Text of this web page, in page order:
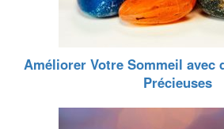
Améliorer Votre Sommeil avec
Précieuses